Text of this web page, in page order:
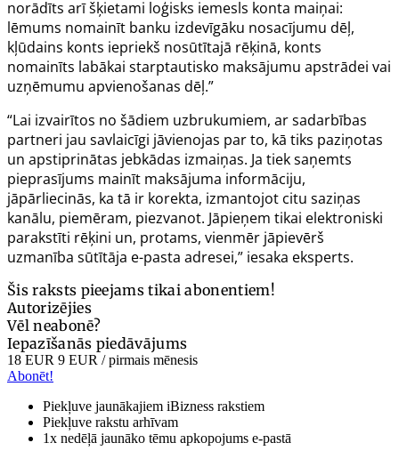
norādīts arī šķietami loģisks iemesls konta maiņai:
lēmums nomainīt banku izdevīgāku nosacījumu dēļ,
kļūdains konts iepriekš nosūtītajā rēķinā, konts
nomainīts labākai starptautisko maksājumu apstrādei vai
uzņēmumu apvienošanas dēļ.”
“Lai izvairītos no šādiem uzbrukumiem, ar sadarbības
partneri jau savlaicīgi jāvienojas par to, kā tiks paziņotas
un apstiprinātas jebkādas izmaiņas. Ja tiek saņemts
pieprasījums mainīt maksājuma informāciju,
jāpārliecinās, ka tā ir korekta, izmantojot citu saziņas
kanālu, piemēram, piezvanot. Jāpieņem tikai elektroniski
parakstīti rēķini un, protams, vienmēr jāpievērš
uzmanība sūtītāja e-pasta adresei,” iesaka eksperts.
Šis raksts pieejams tikai abonentiem!
Autorizējies
Vēl neabonē?
Iepazīšanās piedāvājums
18 EUR 9 EUR / pirmais mēnesis
Abonēt!
Piekļuve jaunākajiem iBizness rakstiem
Piekļuve rakstu arhīvam
1x nedēļā jaunāko tēmu apkopojums e-pastā